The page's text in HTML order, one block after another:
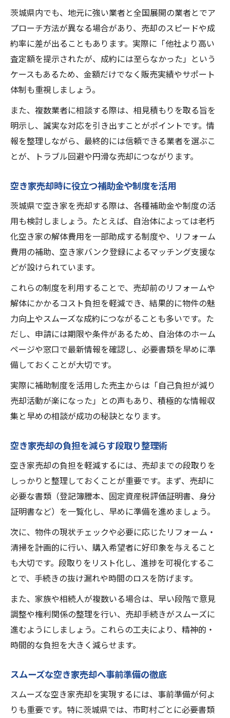
茨城県内でも、地元に強い業者と全国展開の業者とでア
プローチ方法が異なる場合があり、売却のスピードや成
約率に差が出ることもあります。実際に「他社より高い
査定額を提示されたが、成約には至らなかった」という
ケースもあるため、金額だけでなく販売実績やサポート
体制も重視しましょう。
また、複数業者に相談する際は、相見積もりを取る旨を
明示し、誠実な対応を引き出すことがポイントです。情
報を整理しながら、最終的には信頼できる業者を選ぶこ
とが、トラブル回避や円滑な売却につながります。
空き家売却時に役立つ補助金や制度を活用
茨城県で空き家を売却する際は、各種補助金や制度の活
用も検討しましょう。たとえば、自治体によっては老朽
化空き家の解体費用を一部助成する制度や、リフォーム
費用の補助、空き家バンク登録によるマッチング支援な
どが設けられています。
これらの制度を利用することで、売却前のリフォームや
解体にかかるコスト負担を軽減でき、結果的に物件の魅
力向上やスムーズな成約につながることも多いです。た
だし、申請には期限や条件があるため、自治体のホーム
ページや窓口で最新情報を確認し、必要書類を早めに準
備しておくことが大切です。
実際に補助制度を活用した売主からは「自己負担が減り
売却活動が楽になった」との声もあり、積極的な情報収
集と早めの相談が成功の秘訣となります。
空き家売却の負担を減らす段取り整理術
空き家売却の負担を軽減するには、売却までの段取りを
しっかりと整理しておくことが重要です。まず、売却に
必要な書類（登記簿謄本、固定資産税評価証明書、身分
証明書など）を一覧化し、早めに準備を進めましょう。
次に、物件の現状チェックや必要に応じたリフォーム・
清掃を計画的に行い、購入希望者に好印象を与えること
も大切です。段取りをリスト化し、進捗を可視化するこ
とで、手続きの抜け漏れや時間のロスを防げます。
また、家族や相続人が複数いる場合は、早い段階で意見
調整や権利関係の整理を行い、売却手続きがスムーズに
進むようにしましょう。これらの工夫により、精神的・
時間的な負担を大きく減らせます。
スムーズな空き家売却へ事前準備の徹底
スムーズな空き家売却を実現するには、事前準備が何よ
りも重要です。特に茨城県では、市町村ごとに必要書類